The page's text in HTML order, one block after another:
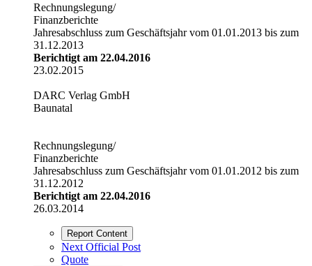
Rechnungslegung/
Finanzberichte
Jahresabschluss zum Geschäftsjahr vom 01.01.2013 bis zum
31.12.2013
Berichtigt am 22.04.2016
23.02.2015
DARC Verlag GmbH
Baunatal
Rechnungslegung/
Finanzberichte
Jahresabschluss zum Geschäftsjahr vom 01.01.2012 bis zum
31.12.2012
Berichtigt am 22.04.2016
26.03.2014
Report Content
Next Official Post
Quote